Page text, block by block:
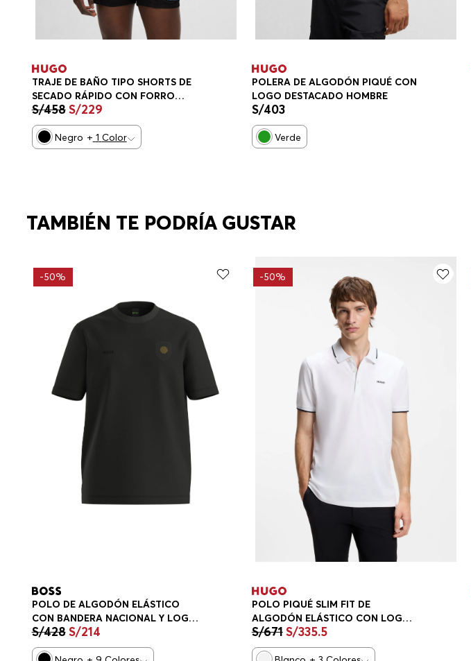
TRAJE DE BAÑO TIPO SHORTS DE
SECADO RÁPIDO CON FORRO
PARCIAL Y LOGO VERTICAL TRAJE
DE BAÑO HOMBRE
S/458 S/229
Negro + 1 Color
POLERA DE ALGODÓN PIQUÉ CON
LOGO DESTACADO HOMBRE
S/403
Verde
TAMBIÉN TE PODRÍA GUSTAR
-50%
POLO DE ALGODÓN ELÁSTICO
CON BANDERA NACIONAL Y LOGO
PLAYERA REGULAR FIT HOMBRE
S/428 S/214
-50%
POLO PIQUÉ SLIM FIT DE
ALGODÓN ELÁSTICO CON LOGO
HOMBRE
S/671S/335.5